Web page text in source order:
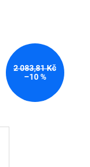
2 083,81 Kč
–10 %